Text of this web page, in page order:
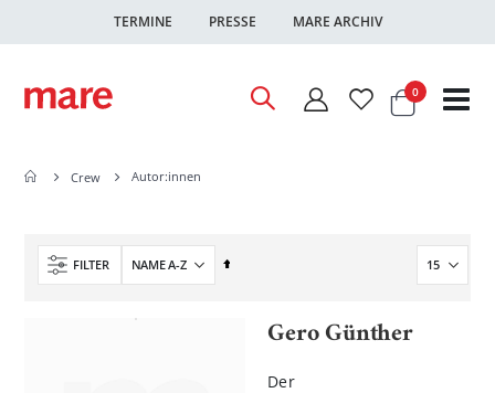
TERMINE PRESSE MARE ARCHIV
Warenkorb
0Artikel
Crew Autor:innen
FILTER
In
Gero Günther
Der